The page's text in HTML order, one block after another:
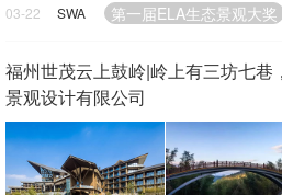
03-22 SWA 第一届ELA生态景观大奖
福州世茂云上鼓岭|岭上有三坊七巷
景观设计有限公司